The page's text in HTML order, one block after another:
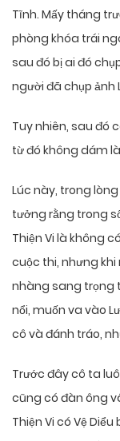
Tĩnh. Mấy tháng
phòng khóa trái
sau đó bị ai đó
người đã chụp ảnh
Tuy nhiên, sau đó
từ đó không dám
Lúc này, trong
tưởng rằng trong
Thiện Vi là không
cuộc thi, nhưng khi
nhàng sang trọng
nổi, muốn va vào
cô và đánh tráo,
Trước đây cô ta
cũng có đàn ông
Thiện Vi có Vệ